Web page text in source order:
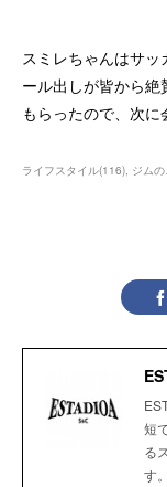
スミレちゃんはサ
ール出しが皆から
もらったので、次に
ライフスタイル(116) ジムの
短
る
す